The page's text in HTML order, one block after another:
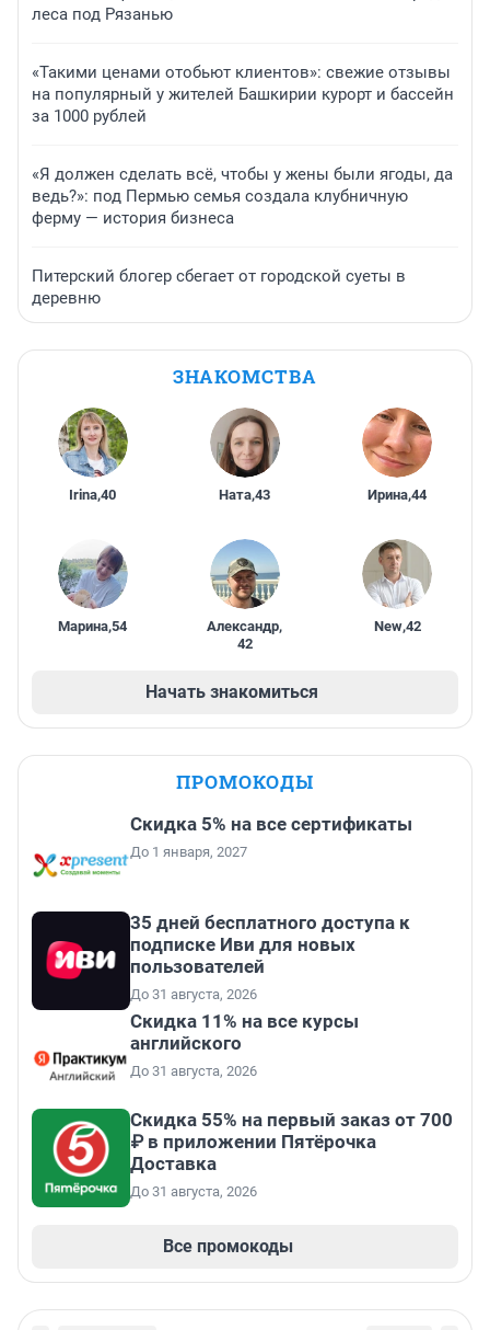
леса под Рязанью
«Такими ценами отобьют клиентов»: свежие отзывы
на популярный у жителей Башкирии курорт и бассейн
за 1000 рублей
«Я должен сделать всё, чтобы у жены были ягоды, да
ведь?»: под Пермью семья создала клубничную
ферму — история бизнеса
Питерский блогер сбегает от городской суеты в
деревню
ЗНАКОМСТВА
Irina,40 Ната,43 Ирина,44
Марина,54 Александр,
42
New,42
Начать знакомиться
ПРОМОКОДЫ
Скидка 5% на все сертификаты
До 1 января, 2027
35 дней бесплатного доступа к
подписке Иви для новых
пользователей
До 31 августа, 2026
Скидка 11% на все курсы
английского
До 31 августа, 2026
Скидка 55% на первый заказ от 700
₽ в приложении Пятёрочка
Доставка
До 31 августа, 2026
Все промокоды